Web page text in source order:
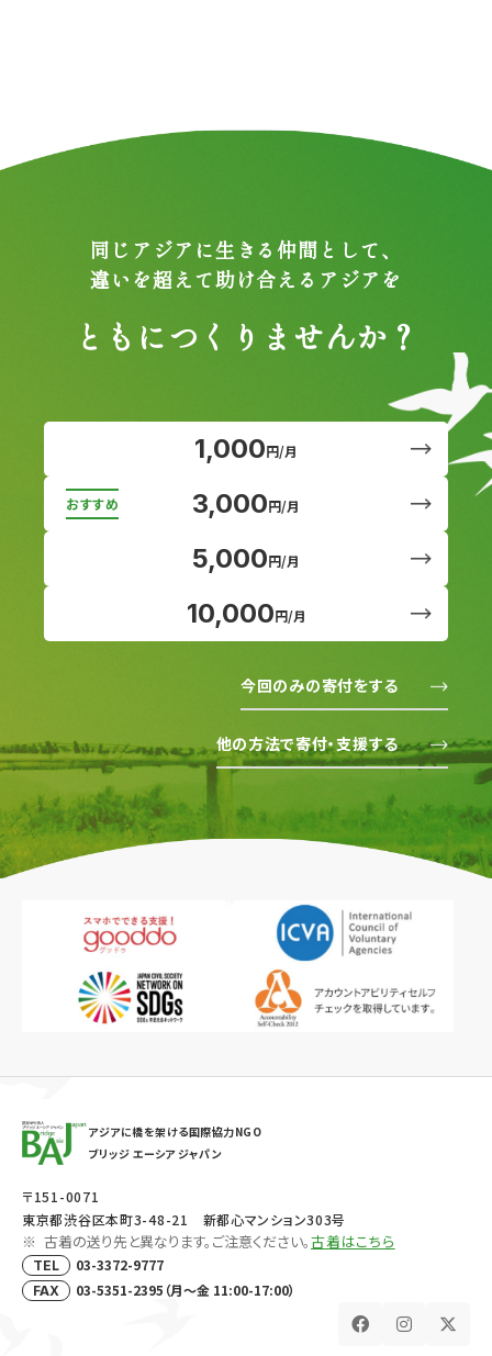
同じアジアに生きる仲間として、
違いを超えて助け合えるアジアを
ともにつくりませんか？
1,000円/月
3,000円/月
5,000円/月
10,000円/月
今回のみの寄付をする
他の方法で寄付・支援する
アジアに橋を架ける国際協力NGO
ブリッジ エーシア ジャパン
〒151-0071
東京都渋谷区本町3-48-21 新都心マンション303号
古着の送り先と異なります。ご注意ください。古着はこちら
TEL 03-3372-9777
FAX 03-5351-2395（月～金 11:00-17:00）